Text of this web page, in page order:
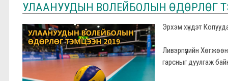
УЛААНУУДЫН ВОЛЕЙБОЛЫН ӨДӨРЛӨГ
Эрхэм хүндэт
Ливэрпүүлийн
гарсныг дуулгаж